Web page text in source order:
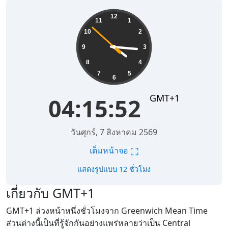
12
1
2
3
4
5
6
7
8
9
10
11
04:15:52 GMT+1
วันศุกร์, 7 สิงหาคม 2569
เต็มหน้าจอ ⛶
แสดงรูปแบบ 12 ชั่วโมง
เกี่ยวกับ GMT+1
GMT+1 ล่วงหน้าหนึ่งชั่วโมงจาก Greenwich Mean Time
ส่วนต่างนี้เป็นที่รู้จักกันอย่างแพร่หลายว่าเป็น Central